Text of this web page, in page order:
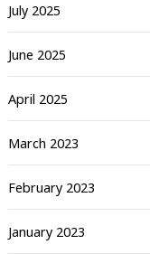
July 2025
June 2025
April 2025
March 2023
February 2023
January 2023